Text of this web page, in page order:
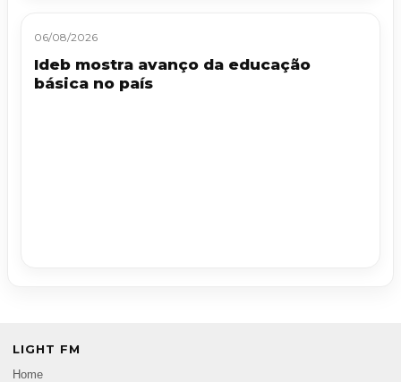
06/08/2026
Ideb mostra avanço da educação
básica no país
LIGHT FM
Home